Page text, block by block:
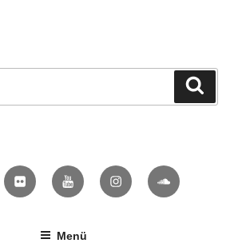
Flickr YouTubeInstagram SoundCloud
Menü